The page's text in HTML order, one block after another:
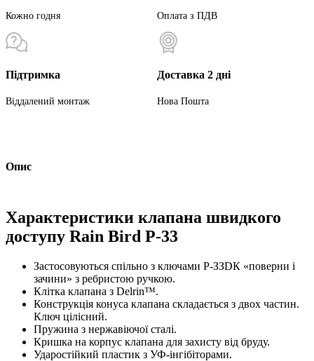
Кожно годня Оплата з ПДВ
Підтримка
Віддалений монтаж
Доставка 2 дні
Нова Пошта
Опис
Характеристики клапана швидкого
доступу Rain Bird P-33
Застосовуються спільно з ключами Р-ЗЗDК «поверни і
зачини» з ребристою ручкою.
Клітка клапана з Delrin™.
Конструкція конуса клапана складається з двох частин.
Ключ цілісний.
Пружина з нержавіючої сталі.
Кришка на корпус клапана для захисту від бруду.
Ударостійкий пластик з УФ-інгібіторами.